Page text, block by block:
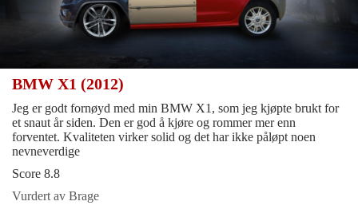
BMW X1 (2012)
Jeg er godt fornøyd med min BMW X1, som jeg kjøpte brukt for
et snaut år siden. Den er god å kjøre og rommer mer enn
forventet. Kvaliteten virker solid og det har ikke påløpt noen
nevneverdige
Score 8.8
Vurdert av Brage